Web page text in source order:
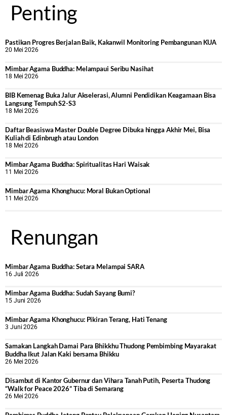
Penting
Pastikan Progres Berjalan Baik, Kakanwil Monitoring Pembangunan KUA
20 Mei 2026
Mimbar Agama Buddha: Melampaui Seribu Nasihat
18 Mei 2026
BIB Kemenag Buka Jalur Akselerasi, Alumni Pendidikan Keagamaan Bisa
Langsung Tempuh S2-S3
18 Mei 2026
Daftar Beasiswa Master Double Degree Dibuka hingga Akhir Mei, Bisa
Kuliah di Edinbrugh atau London
18 Mei 2026
Mimbar Agama Buddha: Spiritualitas Hari Waisak
11 Mei 2026
Mimbar Agama Khonghucu: Moral Bukan Optional
11 Mei 2026
Renungan
Mimbar Agama Buddha: Setara Melampai SARA
16 Juli 2026
Mimbar Agama Buddha: Sudah Sayang Bumi?
15 Juni 2026
Mimbar Agama Khonghucu: Pikiran Terang, Hati Tenang
3 Juni 2026
Samakan Langkah Damai Para Bhikkhu Thudong Pembimbing Mayarakat
Buddha Ikut Jalan Kaki bersama Bhikku
26 Mei 2026
Disambut di Kantor Gubernur dan Vihara Tanah Putih, Peserta Thudong
“Walk for Peace 2026” Tiba di Semarang
26 Mei 2026